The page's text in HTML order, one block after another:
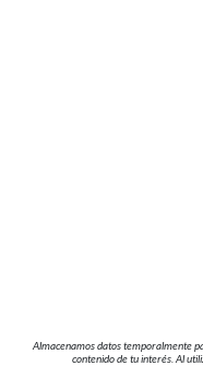
Almacenamos datos temporalmente
contenido de tu interés. Al